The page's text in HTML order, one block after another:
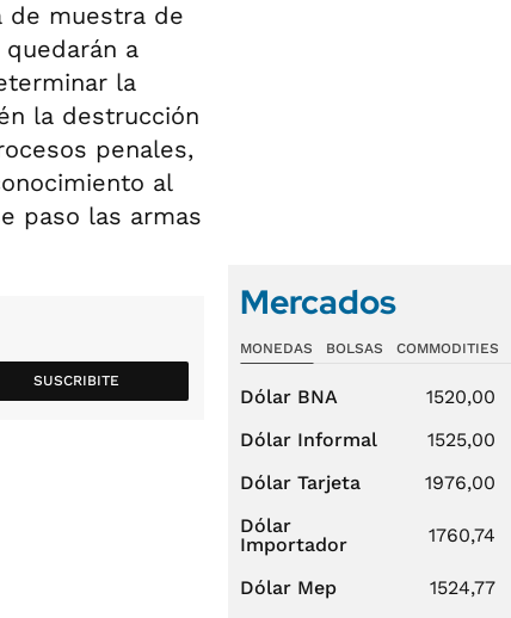
de muestra de
a
la
la destrucción
penales,
al
paso las armas
SUSCRIBITE
Mercados
MONEDAS BOLSAS COMMODITIES
Dólar BNA 1520,00
Dólar Informal
1525,00
Dólar Tarjeta
1976,00
Dólar
Importador
1760,74
Dólar Mep 1524,77